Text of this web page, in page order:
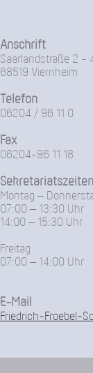
Anschrift
Saarlandstraße 2 -
68519 Viernheim
Telefon
06204 / 96 11 0
Fax
06204-96 11 18
Sekretariatszeiten
Montag –
07:00 – 13:30 Uhr
14:00 – 15:30 Uhr
Freitag
07:00 – 14:00 Uhr
E-Mail
Friedrich-Froebel-